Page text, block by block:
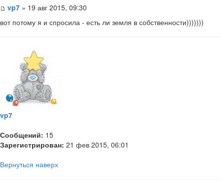
vp7 » 19 авг 2015, 09:30
вот потому я и спросила - есть ли земля в собственности)))))))
vp7
Сообщений: 15
Зарегистрирован: 21 фев 2015, 06:01
Вернуться наверх